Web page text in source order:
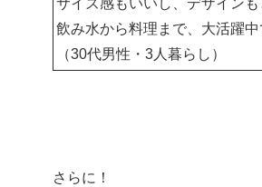
サイズ感もいいし、デザインも
飲み水から料理まで、大活躍中
（30代男性・3人暮らし）
さらに！